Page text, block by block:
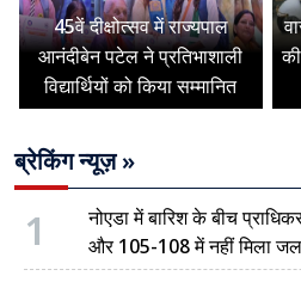
45वें दीक्षोत्सव में राज्यपाल
आनंदीबेन पटेल ने प्रतिभाशाली
विद्यार्थियों को किया सम्मानित
ब्रेकिंग न्यूज़ »
1
नोएडा में बारिश के बीच
और 105-108 में नहीं मिला